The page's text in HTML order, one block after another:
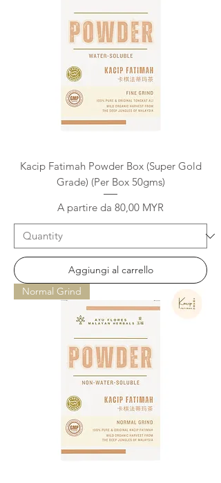
Kacip Fatimah Powder Box (Super Gold
Grade) (Per Box 50gms)
A partire da 80,00 MYR
Prezzo scontato
Aggiungi al carrello
Normal Grind